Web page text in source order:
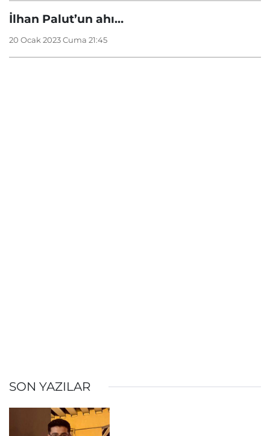
İlhan Palut’un ahı…
20 Ocak 2023 Cuma 21:45
SON YAZILAR